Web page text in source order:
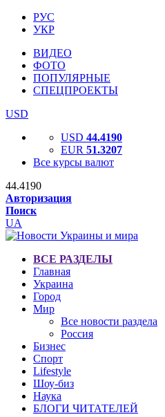
РУС
УКР
ВИДЕО
ФОТО
ПОПУЛЯРНЫЕ
СПЕЦПРОЕКТЫ
USD
USD 44.4190
EUR 51.3207
Все курсы валют
44.4190
Авторизация
Поиск
UA
ВСЕ РАЗДЕЛЫ
Главная
Украина
Город
Мир
Все новости раздела
Россия
Бизнес
Спорт
Lifestyle
Шоу-биз
Наука
БЛОГИ ЧИТАТЕЛЕЙ